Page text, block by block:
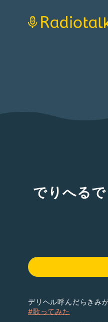
でりへる
デリヘル呼んだらきみ
#歌ってみた